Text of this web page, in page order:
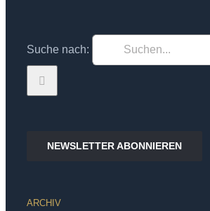
Suche nach:
NEWSLETTER ABONNIEREN
ARCHIV